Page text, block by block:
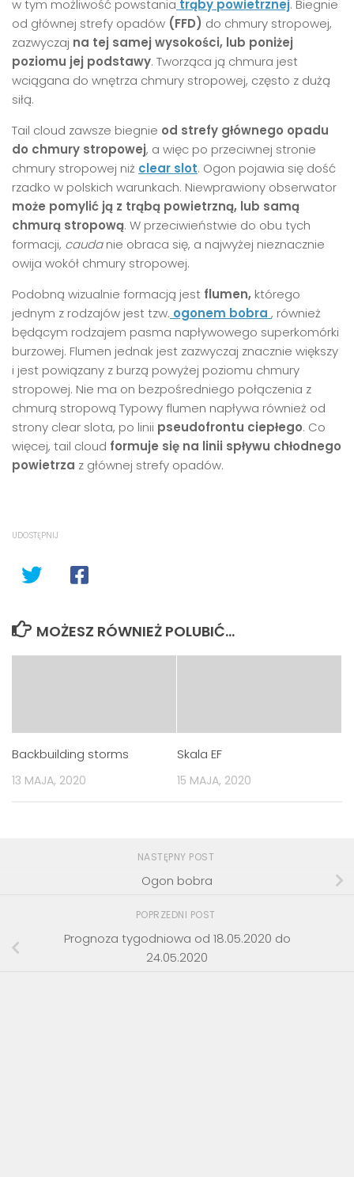
w tym możliwość powstania trąby powietrznej. Biegnie
od głównej strefy opadów (FFD) do chmury stropowej,
zazwyczaj na tej samej wysokości, lub poniżej
poziomu jej podstawy. Tworząca ją chmura jest
wciągana do wnętrza chmury stropowej, często z dużą
siłą.
Tail cloud zawsze biegnie od strefy głównego opadu
do chmury stropowej, a więc po przeciwnej stronie
chmury stropowej niż clear slot. Ogon pojawia się dość
rzadko w polskich warunkach. Niewprawiony obserwator
może pomylić ją z trąbą powietrzną, lub samą
chmurą stropową. W przeciwieństwie do obu tych
formacji, caudanie obraca się, a najwyżej nieznacznie
owija wokół chmury stropowej.
Podobną wizualnie formacją jest flumen, którego
jednym z rodzajów jest tzw. ogonem bobra , również
będącym rodzajem pasma napływowego superkomórki
burzowej. Flumen jednak jest zazwyczaj znacznie większy
i jest powiązany z burzą powyżej poziomu chmury
stropowej. Nie ma on bezpośredniego połączenia z
chmurą stropową Typowy flumen napływa również od
strony clear slota, po linii pseudofrontu ciepłego. Co
więcej, tail cloud formuje się na linii spływu chłodnego
powietrza z głównej strefy opadów.
UDOSTĘPNIJ
MOŻESZ RÓWNIEŻ POLUBIĆ…
Backbuilding storms
13 MAJA, 2020
Skala EF
15 MAJA, 2020
NASTĘPNY POST
Ogon bobra
POPRZEDNI POST
Prognoza tygodniowa od 18.05.2020 do
24.05.2020